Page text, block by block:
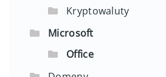
Kryptowaluty
Microsoft
Office